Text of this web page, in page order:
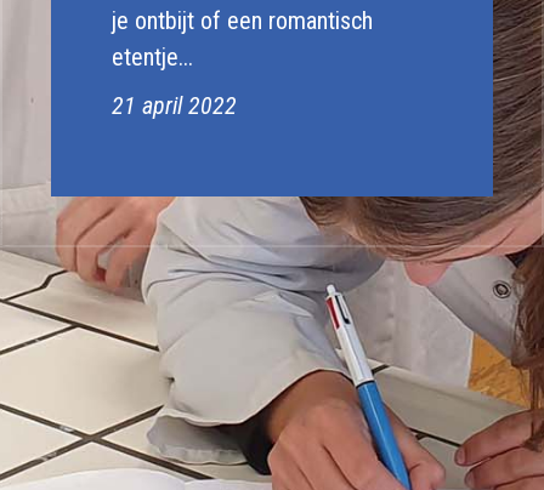
je ontbijt of een romantisch
etentje...
21 april 2022